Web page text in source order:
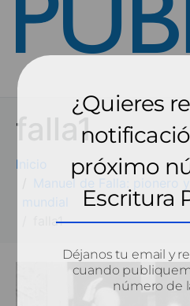
falla1
Inicio
Manuel de Falla: pionero
mundial
falla1
¿Quieres
próximo
Escritura
Déjanos tu email y
cuando
número de